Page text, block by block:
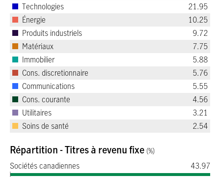
Technologies
21.95
Énergie
10.25
Produits industriels
9.72
Matériaux
7.75
Immobilier
5.88
Cons. discretionnaire
5.76
Communications
5.55
Cons. courante
4.56
Utilitaires
3.21
Soins de santé
2.54
Répartition - Titres à revenu fixe (%)
Sociétés canadiennes
43.97